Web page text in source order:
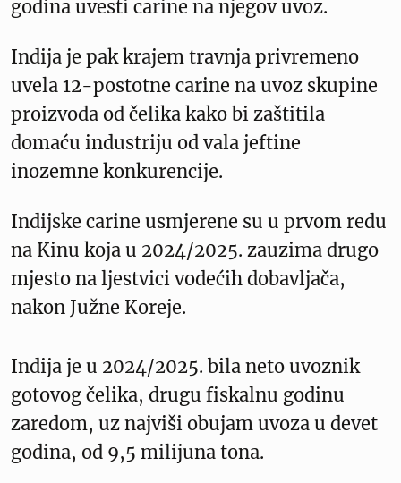
godina uvesti carine na njegov uvoz.
Indija je pak krajem travnja privremeno
uvela 12-postotne carine na uvoz skupine
proizvoda od čelika kako bi zaštitila
domaću industriju od vala jeftine
inozemne konkurencije.
Indijske carine usmjerene su u prvom redu
na Kinu koja u 2024/2025. zauzima drugo
mjesto na ljestvici vodećih dobavljača,
nakon Južne Koreje.
Indija je u 2024/2025. bila neto uvoznik
gotovog čelika, drugu fiskalnu godinu
zaredom, uz najviši obujam uvoza u devet
godina, od 9,5 milijuna tona.